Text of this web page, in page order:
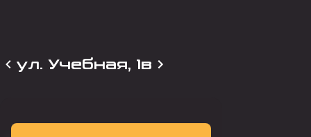
ул. Учебная, 1в